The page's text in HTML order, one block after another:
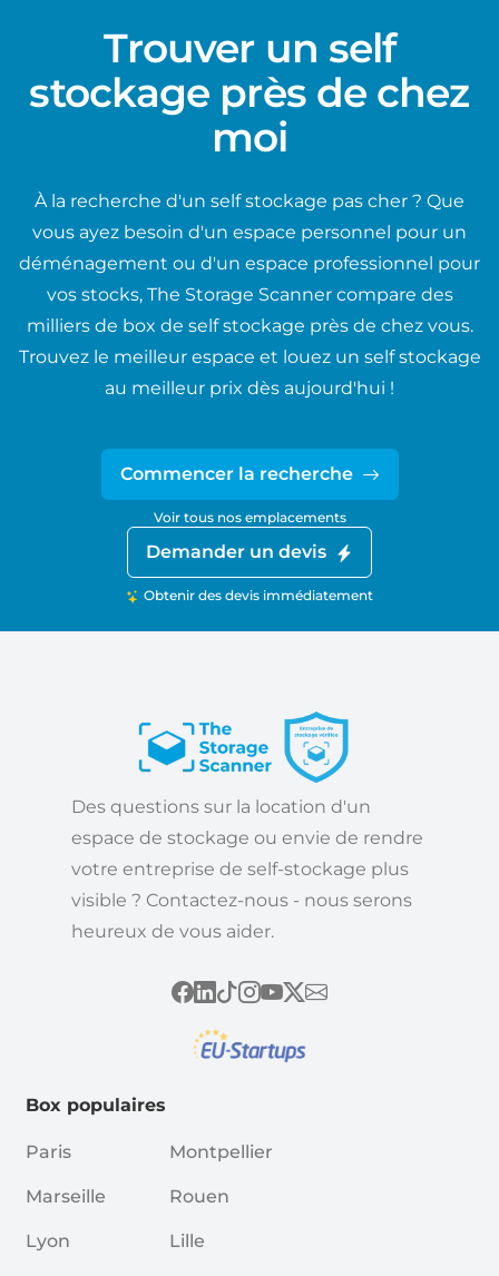
Trouver un self
stockage près de chez
moi
À la recherche d'un self stockage pas cher ? Que
vous ayez besoin d'un espace personnel pour un
déménagement ou d'un espace professionnel pour
vos stocks, The Storage Scanner compare des
milliers de box de self stockage près de chez vous.
Trouvez le meilleur espace et louez un self stockage
au meilleur prix dès aujourd'hui !
Commencer la recherche
Voir tous nos emplacements
Demander un devis
Obtenir des devis immédiatement
Des questions sur la location d'un
espace de stockage ou envie de rendre
votre entreprise de self-stockage plus
visible ? Contactez-nous - nous serons
heureux de vous aider.
Box populaires
Paris
Marseille
Lyon
Montpellier
Rouen
Lille